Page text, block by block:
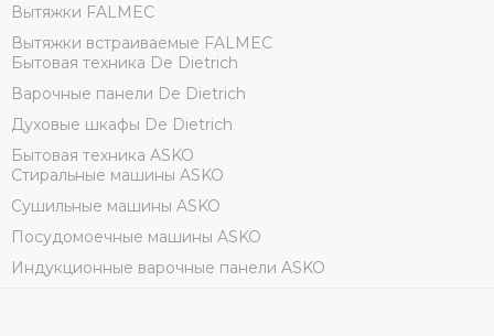
Вытяжки FALMEC
Вытяжки встраиваемые FALMEC
Бытовая техника De Dietrich
Варочные панели De Dietrich
Духовые шкафы De Dietrich
Бытовая техника ASKO
Стиральные машины ASKO
Сушильные машины ASKO
Посудомоечные машины ASKO
Индукционные варочные панели ASKO